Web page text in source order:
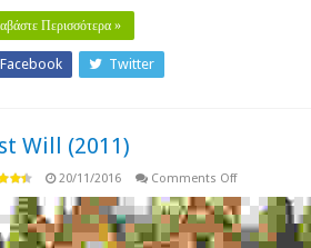
Περισσότερα »
Facebook Twitter
Will (2011)
20/11/2016 Comments Offon
Will
(2011)